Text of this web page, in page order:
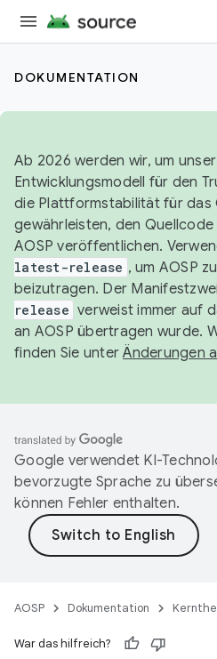
DOKUMENTATION
Ab 2026 werden wir, um
Entwicklungsmodell für den
die Plattformstabilität für das
gewährleisten, den Quellcode
AOSP veröffentlichen.
latest-release , um AOSP
beizutragen. Der
release verweist immer auf
an AOSP übertragen wurde.
finden Sie unterÄnderungen
Google verwendet KI-
bevorzugte Sprache zu
können Fehler enthalten.
AOSP Dokumentation
War das hilfreich?